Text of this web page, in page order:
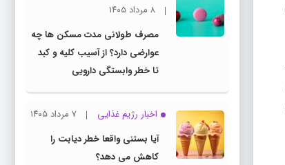
۸ مرداد ۱۴۰۵
مصرف طولانی مدت مسکن ها چه
عوارضی دارد؟ از آسیب کلیه و کبد
تا خطر وابستگی دارویی
اخبار رژیم غذایی
۷ مرداد ۱۴۰۵
آیا بستنی واقعا خطر دیابت را
کاهش می دهد؟